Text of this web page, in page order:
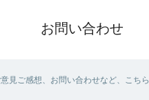
お問い合わせ
見ご感想、お問い合わせなど、こち